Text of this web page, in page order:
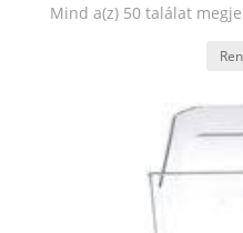
Mind a(z) 50 találat